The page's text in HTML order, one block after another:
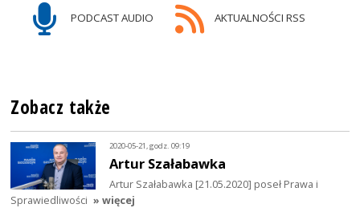
PODCAST AUDIO AKTUALNOŚCI RSS
Zobacz także
2020-05-21, godz. 09:19
Artur Szałabawka
Artur Szałabawka [21.05.2020] poseł Prawa i
Sprawiedliwości » więcej